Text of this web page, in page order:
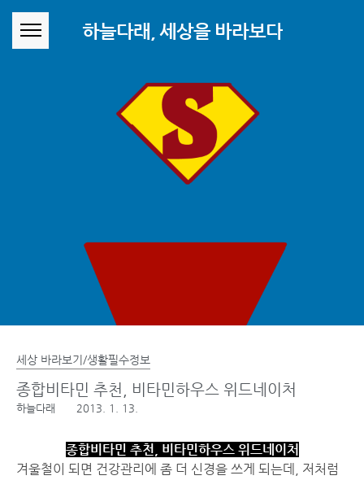
하늘다래, 세상을 바라보다
세상 바라보기/생활필수정보
종합비타민 추천, 비타민하우스 위드네이처
하늘다래 2013. 1. 13.
종합비타민 추천, 비타민하우스 위드네이처
겨울철이 되면 건강관리에 좀 더 신경을 쓰게 되는데, 저처럼